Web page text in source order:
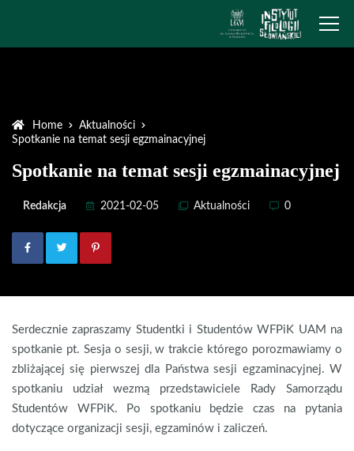
Home
Aktualności
Spotkanie na temat sesji egzmainacyjnej
Spotkanie na temat sesji egzmainacyjnej
Redakcja 2021-02-05 Aktualności 0
Serdecznie zapraszamy Studentki i Studentów WFPiK UAM na
spotkanie pt. Sesja o sesji, w trakcie którego porozmawiamy o
zbliżającej się pierwszej dla Państwa sesji egzaminacyjnej. W
spotkaniu udział wezmą przedstawiciele Rady Samorządu
Studentów WFPiK. Po spotkaniu będzie czas na pytania
dotyczące organizacji sesji, egzaminów i zaliczeń.